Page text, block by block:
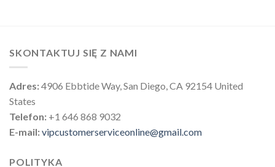
SKONTAKTUJ SIĘ Z NAMI
Adres:4906 Ebbtide Way, San Diego, CA 92154 United
States
Telefon: +1 646 868 9032
E-mail:vipcustomerserviceonline@gmail.com
POLITYKA